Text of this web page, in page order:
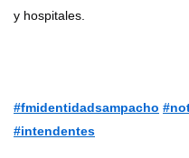
y hospitales.
#fmidentidadsampacho
#intendentes